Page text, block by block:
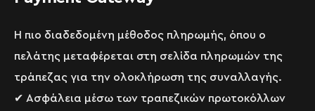
Η πιο διαδεδομένη μέθοδος πληρωμής, όπου ο
πελάτης μεταφέρεται στη σελίδα πληρωμών της
τράπεζας για την ολοκλήρωση της συναλλαγής.
✔ Ασφάλεια μέσω των τραπεζικών πρωτοκόλλων